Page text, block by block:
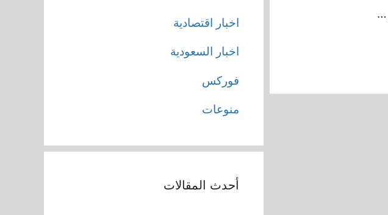
اخبار اقتصادية
اخبار السعودية
فوركس
منوعات
أحدث المقالات